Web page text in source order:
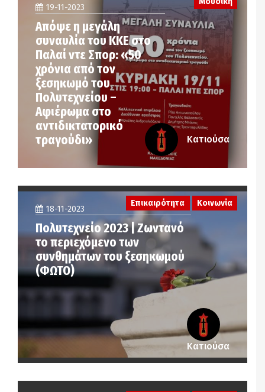
19-11-2023
Απόψε η μεγάλη
συναυλία του ΚΚΕ στο
Παλαί ντε Σπορ: «50
χρόνια από τον
ξεσηκωμό του
Πολυτεχνείου –
Αφιέρωμα στο
αντιδικτατορικό
τραγούδι»
Κατιούσα
Επικαιρότητα Κοινωνία
18-11-2023
Πολυτεχνείο 2023 | Ζωντανό
το περιεχόμενο των
συνθημάτων του ξεσηκωμού
(ΦΩΤΟ)
Κατιούσα